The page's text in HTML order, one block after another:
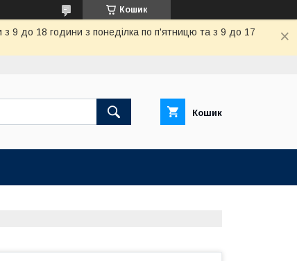
Кошик
9 до 18 години з понеділка по п'ятницю та з 9 до 17
Кошик